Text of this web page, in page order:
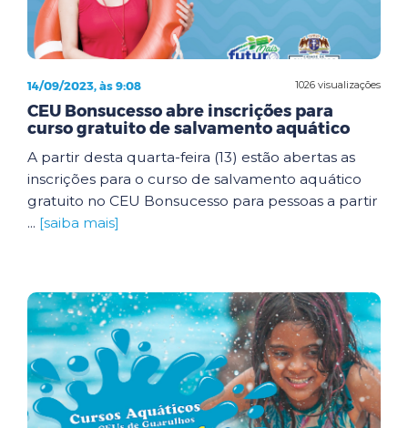
1026 visualizações
14/09/2023, às 9:08
CEU Bonsucesso abre inscrições para
curso gratuito de salvamento aquático
A partir desta quarta-feira (13) estão abertas as
inscrições para o curso de salvamento aquático
gratuito no CEU Bonsucesso para pessoas a partir
... [saiba mais]